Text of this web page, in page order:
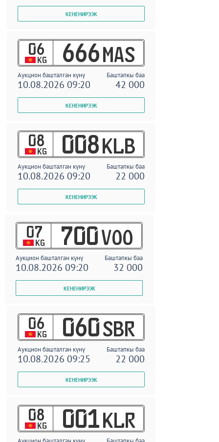
06
KG 666 MAS
Аукцион башталган күнү Баштапкы баа
10.08.2026 09:20 42 000
08
KG 008 KLB
Аукцион башталган күнү Баштапкы баа
10.08.2026 09:20 22 000
07
KG 700 VOO
Аукцион башталган күнү Баштапкы баа
10.08.2026 09:20 32 000
06
KG 060 SBR
Аукцион башталган күнү Баштапкы баа
10.08.2026 09:25 22 000
08
KG 001 KLR